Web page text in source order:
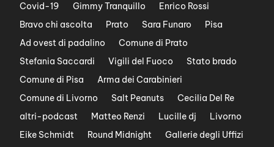
Covid-19
Gimmy Tranquillo
Enrico Rossi
Bravo chi ascolta
Prato Sara Funaro
Pisa
Ad ovest di padalino
Comune di Prato
Stefania Saccardi
Vigili del Fuoco
Stato brado
Comune di Pisa
Arma dei Carabinieri
Comune di Livorno
Salt Peanuts
Cecilia Del Re
altri-podcast
Matteo Renzi Lucille dj
Livorno
Eike Schmidt
Round Midnight
Gallerie degli Uffizi